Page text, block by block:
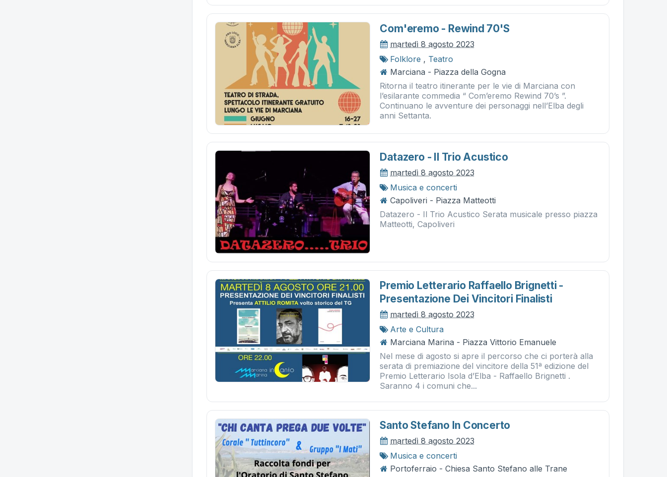
Com'eremo - Rewind 70's
martedì 8 agosto 2023
Folklore , Teatro
Marciana - Piazza della Gogna
Ritorna il teatro itinerante per le vie di Marciana con
l’esilarante commedia “ Com’eremo Rewind 70’s ”.
Continuano le avventure dei personaggi nell’Elba degli
anni Settanta.
Datazero - Il Trio Acustico
martedì 8 agosto 2023
Musica e concerti
Capoliveri - Piazza Matteotti
Datazero - Il Trio Acustico Serata musicale presso piazza
Matteotti, Capoliveri
Premio Letterario Raffaello Brignetti -
Presentazione Dei Vincitori Finalisti
martedì 8 agosto 2023
Arte e Cultura
Marciana Marina - Piazza Vittorio Emanuele
Nel mese di agosto si apre il percorso che ci porterà alla
serata di premiazione del vincitore della 51ª edizione del
Premio Letterario Isola d’Elba - Raffaello Brignetti .
Saranno 4 i comuni che...
Santo Stefano In Concerto
martedì 8 agosto 2023
Musica e concerti
Portoferraio - Chiesa Santo Stefano alle Trane